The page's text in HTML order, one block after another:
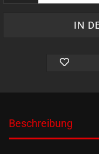
Beschreibung